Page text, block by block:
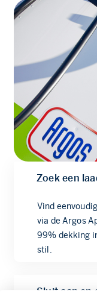
Zoek een
Vind
via de Argos
99% dekking
stil.
Sluit aan en